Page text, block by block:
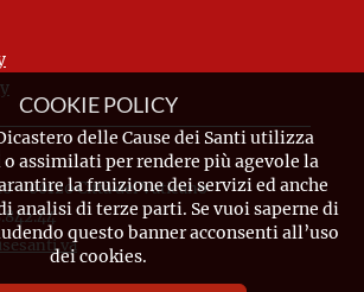
- 00120 Città del Vaticano
COOKIE POLICY
delle Cause dei Santi utilizza
assimilati per rendere più agevole la
la fruizione dei servizi ed anche
analisi di terze parti. Se vuoi saperne di
questo banner acconsenti all’uso
dei cookies.